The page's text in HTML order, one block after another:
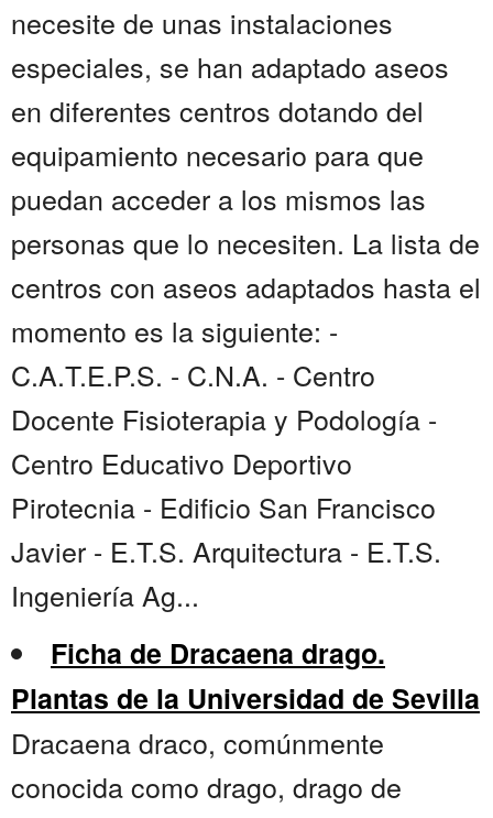
necesite de unas instalaciones
especiales, se han adaptado aseos
en diferentes centros dotando del
equipamiento necesario para que
puedan acceder a los mismos las
personas que lo necesiten. La lista de
centros con aseos adaptados hasta el
momento es la siguiente: -
C.A.T.E.P.S. - C.N.A. - Centro
Docente Fisioterapia y Podología -
Centro Educativo Deportivo
Pirotecnia - Edificio San Francisco
Javier - E.T.S. Arquitectura - E.T.S.
Ingeniería Ag...
Ficha de Dracaena drago.
Plantas de la Universidad de Sevilla
Dracaena draco, comúnmente
conocida como drago, drago de